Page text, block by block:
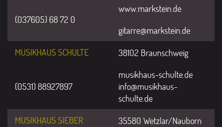
(037605) 68 72 0
www.markstein.de
gitarre@markstein.de
MUSIKHAUS SCHULTE
38102 Braunschweig
(0531) 88927897
musikhaus-schulte.de
info@musikhaus-
schulte.de
MUSIKHAUS SIEBER
35580 Wetzlar/Nauborn